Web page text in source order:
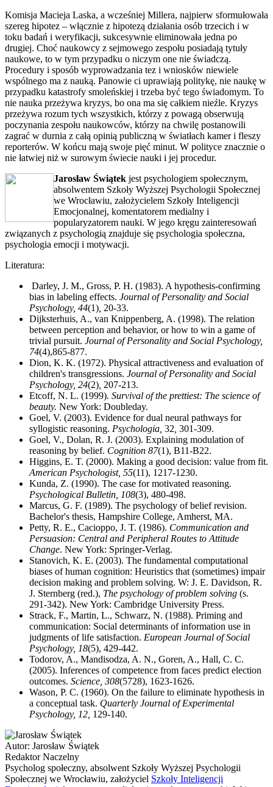
Komisja Macieja Laska, a wcześniej Millera, najpierw sformułowała
szereg hipotez – włącznie z hipotezą działania osób trzecich i w
toku badań i weryfikacji, sukcesywnie eliminowała jedna po
drugiej. Choć naukowcy z sejmowego zespołu posiadają tytuły
naukowe, to w tym przypadku o niczym one nie świadczą.
Procedury i sposób wyprowadzania tez i wniosków niewiele
wspólnego ma z nauką. Panowie ci uprawiają politykę, nie naukę w
przypadku katastrofy smoleńskiej i trzeba być tego świadomym. To
nie nauka przeżywa kryzys, bo ona ma się całkiem nieźle. Kryzys
przeżywa rozum tych wszystkich, którzy z powagą obserwują
poczynania zespołu naukowców, którzy na chwilę postanowili
zagrać w durnia z całą opinią publiczną w światłach kamer i fleszy
reporterów. W końcu mają swoje pięć minut. W polityce znacznie o
nie łatwiej niż w surowym świecie nauki i jej procedur.
Jarosław Świątek jest psychologiem społecznym,
absolwentem Szkoły Wyższej Psychologii Społecznej
we Wrocławiu, założycielem Szkoły Inteligencji
Emocjonalnej, komentatorem medialny i
popularyzatorem nauki. W jego kręgu zainteresowań
związanych z psychologią znajduje się psychologia społeczna,
psychologia emocji i motywacji.
Literatura:
Darley, J. M., Gross, P. H. (1983). A hypothesis-confirming
bias in labeling effects. Journal of Personality and Social
Psychology, 44(1) 20-33.
Dijksterhuis, A., van Knippenberg, A. (1998). The relation
between perception and behavior, or how to win a game of
trivial pursuit. Journal of Personality and Social Psychology,
74(4),865-877.
Dion, K. K. (1972). Physical attractiveness and evaluation of
children's transgressions. Journal of Personality and Social
Psychology, 24(2) 207-213.
Etcoff, N. L. (1999). Survival of the prettiest: The science of
beauty. New York: Doubleday.
Goel, V. (2003). Evidence for dual neural pathways for
syllogistic reasoning. Psychologia, 32 301-309.
Goel, V., Dolan, R. J. (2003). Explaining modulation of
reasoning by belief. Cognition 87(1), B11-B22.
Higgins, E. T. (2000). Making a good decision: value from fit.
American Psychologist, 55(11), 1217-1230.
Kunda, Z. (1990). The case for motivated reasoning.
Psychological Bulletin, 108(3), 480-498.
Marcus, G. F. (1989). The psychology of belief revision.
Bachelor's thesis, Hampshire College, Amherst, MA.
Petty, R. E., Cacioppo, J. T. (1986). Communication and
Persuasion: Central and Peripheral Routes to Attitude
Change. New York: Springer-Verlag.
Stanovich, K. E. (2003). The fundamental computational
biases of human cognition: Heuristics that (sometimes) impair
decision making and problem solving. W: J. E. Davidson, R.
J. Sternberg (red.), The psychology of problem solving (s.
291-342). New York: Cambridge University Press.
Strack, F., Martin, L., Schwarz, N. (1988). Priming and
communication: Social determinants of information use in
judgments of life satisfaction. European Journal of Social
Psychology, 18(5), 429-442.
Todorov, A., Mandisodza, A. N., Goren, A., Hall, C. C.
(2005). Inferences of competence from faces predict election
outcomes. Science, 308(5728), 1623-1626.
Wason, P. C. (1960). On the failure to eliminate hypothesis in
a conceptual task. Quarterly Journal of Experimental
Psychology, 12, 129-140.
Autor: Jarosław Świątek
Redaktor Naczelny
Psycholog społeczny, absolwent Szkoły Wyższej Psychologii
Społecznej we Wrocławiu, założyciel Szkoły Inteligencji